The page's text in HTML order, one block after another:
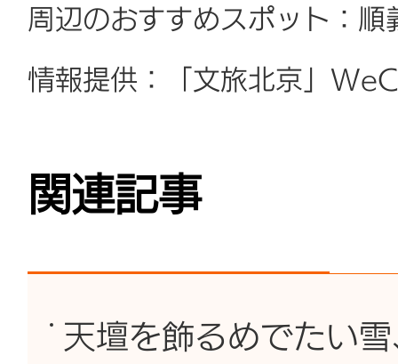
周辺のおすすめスポット：
情報提供：「文旅北京」
関連記事
天壇を飾るめでたい